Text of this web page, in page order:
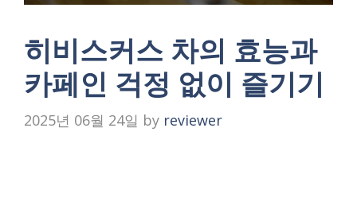
히비스커스 차의 효능과
카페인 걱정 없이 즐기기
2025년 06월 24일 by reviewer